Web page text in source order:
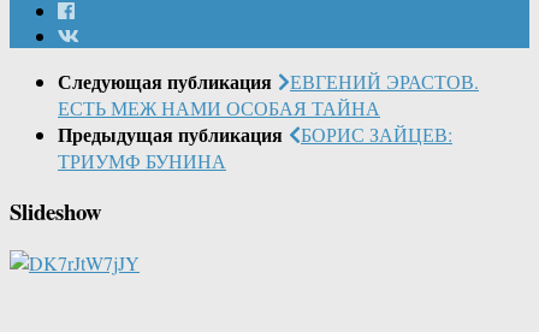
Следующая публикация
ЕВГЕНИЙ ЭРАСТОВ.
ЕСТЬ МЕЖ НАМИ ОСОБАЯ ТАЙНА
Предыдущая публикация
БОРИС ЗАЙЦЕВ:
ТРИУМФ БУНИНА
Slideshow